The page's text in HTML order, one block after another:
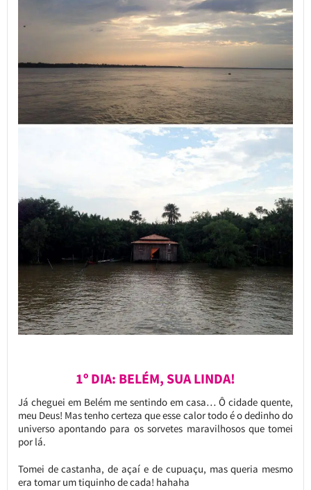
1º DIA: BELÉM, SUA LINDA!
Já cheguei em Belém me sentindo em casa… Ô cidade quente,
meu Deus! Mas tenho certeza que esse calor todo é o dedinho do
universo apontando para os sorvetes maravilhosos que tomei
por lá.
Tomei de castanha, de açaí e de cupuaçu, mas queria mesmo
era tomar um tiquinho de cada! hahaha